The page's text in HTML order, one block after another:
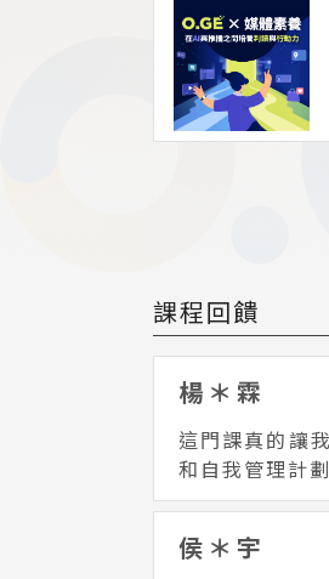
課程回饋
楊＊霖
這門課真的讓
和自我管理計
侯＊宇